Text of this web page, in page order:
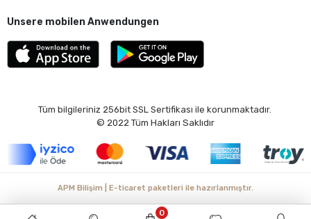
Unsere mobilen Anwendungen
Tüm bilgileriniz 256bit SSL Sertifikası ile korunmaktadır.
© 2022 Tüm Hakları Saklıdır
0
APM Bilişim | E-ticaret paketleri ile hazırlanmıştır.